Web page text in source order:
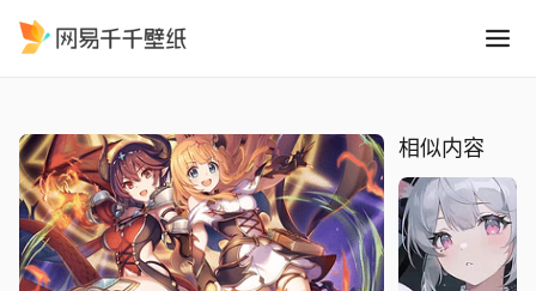
相似内容